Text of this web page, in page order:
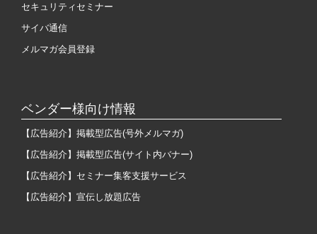
セキュリティセミナー
サイバ通信
メルマガ会員登録
ベンダー様向け情報
【広告紹介】掲載型広告(号外メルマガ)
【広告紹介】掲載型広告(サイト内バナー)
【広告紹介】セミナー集客支援サービス
【広告紹介】宣伝し放題広告